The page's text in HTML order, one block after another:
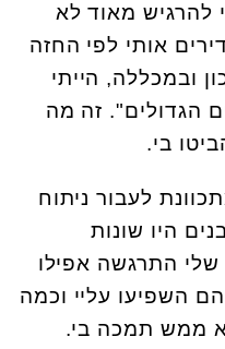
להרגיש מאוד לא
אותי לפי החזה
ובמכללה, הייתי
הגדולים". זה מה
בי.
לעבור ניתוח
היו שונות
התרגשה אפילו
השפיעו עליי וכמה
ממש תמכה בי.